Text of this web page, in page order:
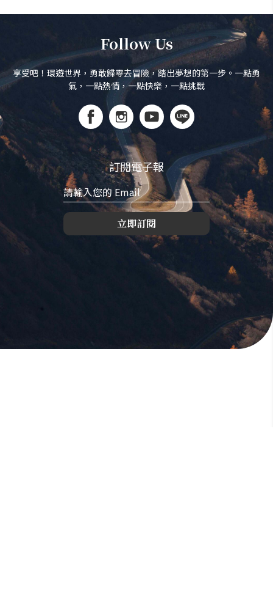
Follow Us
享受吧！環遊世界，勇敢歸零去冒險，踏出夢想的第一步。一點勇
氣，一點熱情，一點快樂，一點挑戰
訂閱電子報
立即訂閱